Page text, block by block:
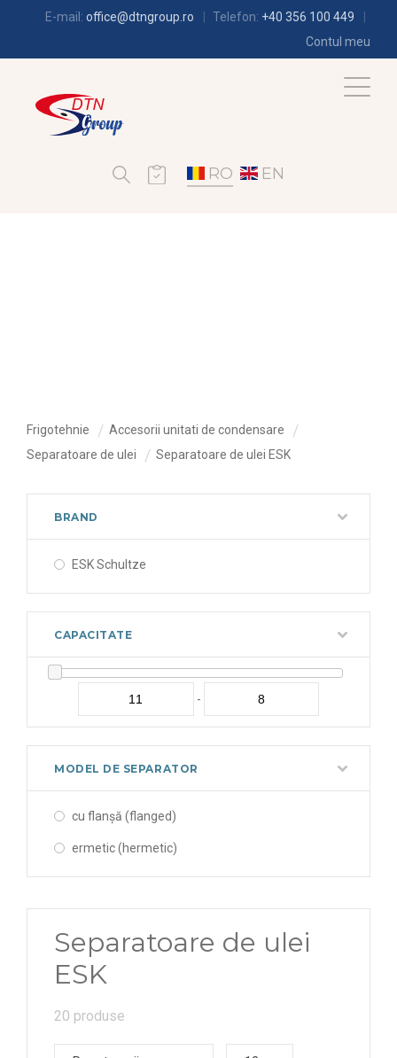
E-mail: office@dtngroup.ro Telefon: +40 356 100 449
Contul meu
RO EN
Frigotehnie
Accesorii unitati de condensare
Separatoare de ulei
Separatoare de ulei ESK
BRAND
ESK Schultze
CAPACITATE
-
MODEL DE SEPARATOR
cu flanșă (flanged)
ermetic (hermetic)
Separatoare de ulei
ESK
20 produse